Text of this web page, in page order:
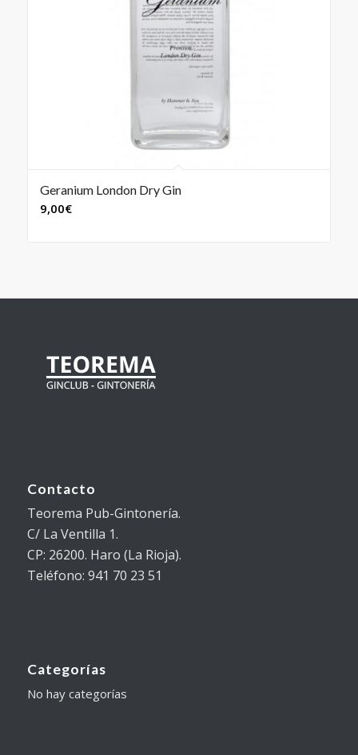
Geranium London Dry Gin
9,00€
Contacto
Teorema Pub-Gintonería.
C/ La Ventilla 1.
CP: 26200. Haro (La Rioja).
Teléfono: 941 70 23 51
Categorías
No hay categorías